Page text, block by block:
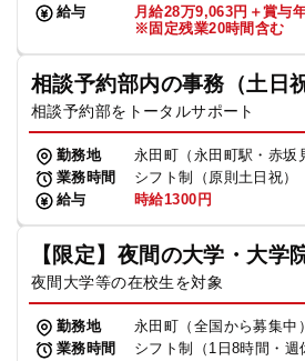
給与
月給28万9,063円＋賞与
※固定残業20時間含む
相談予約部内の事務（土日
相談予約部をトータルサポート
勤務地
永田町（永田町駅・赤坂
業務時間
シフト制（原則土日祝）
給与
時給1300円
【限定】夜間の大学・大学
夜間大学等の在校生を対象
勤務地
永田町（全国から募集中）
業務時間
シフト制（1日8時間・週